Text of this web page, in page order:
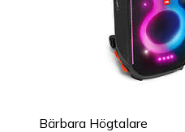
Bärbara Högtalare